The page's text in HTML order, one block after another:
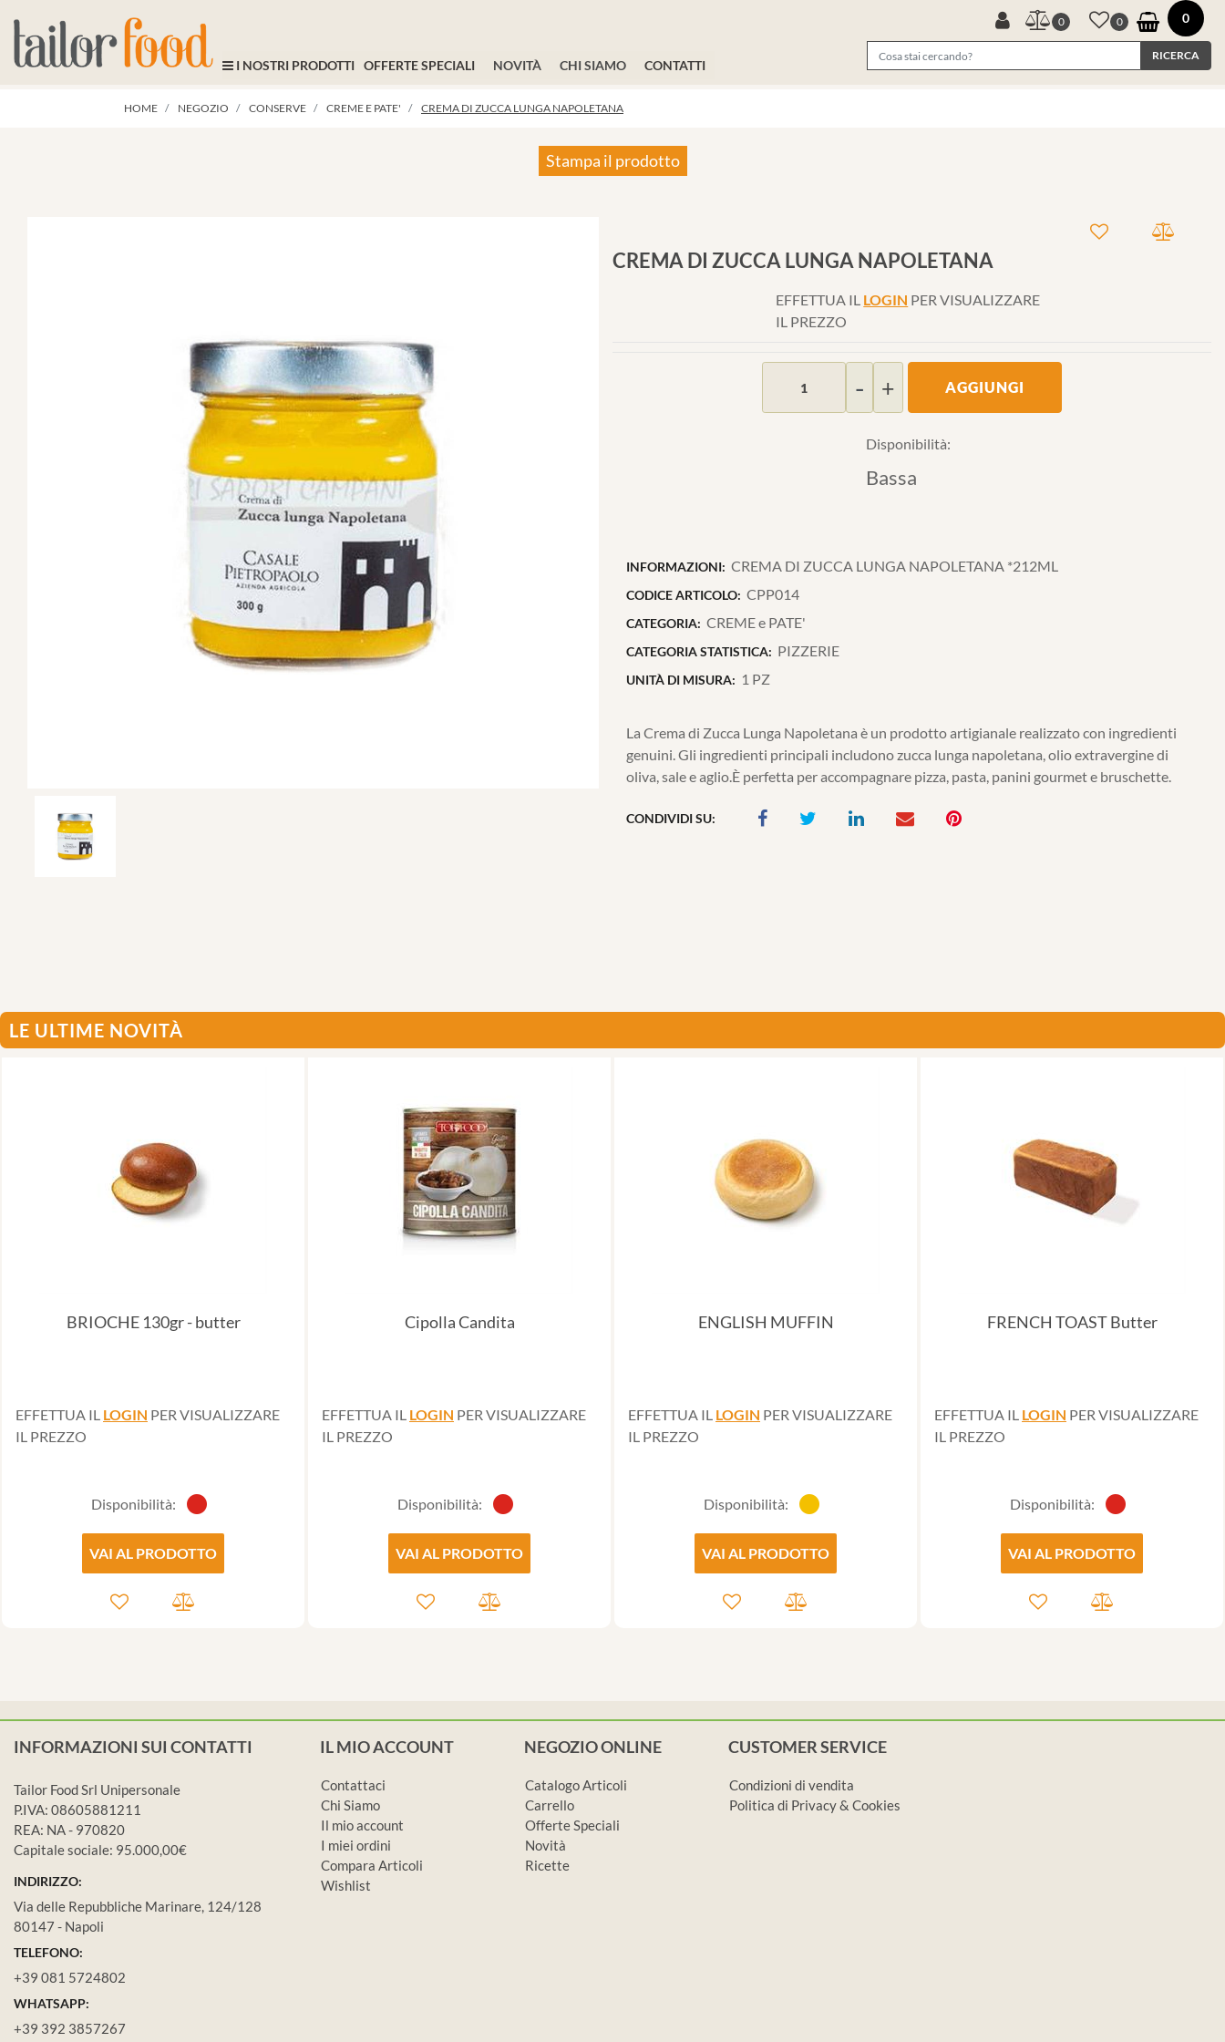
I NOSTRI PRODOTTI OFFERTE SPECIALI NOVITÀ CHI SIAMO CONTATTI
0 0 0
HOME NEGOZIO CONSERVE CREME E PATE' CREMA DI ZUCCA LUNGA NAPOLETANA
Stampa il prodotto
CREMA DI ZUCCA LUNGA NAPOLETANA
EFFETTUA IL LOGIN PER VISUALIZZARE
IL PREZZO
AGGIUNGI
Disponibilità:
Bassa
INFORMAZIONI: CREMA DI ZUCCA LUNGA NAPOLETANA *212ML
CODICE ARTICOLO: CPP014
CATEGORIA: CREME e PATE'
CATEGORIA STATISTICA: PIZZERIE
UNITÀ DI MISURA: 1 PZ
La Crema di Zucca Lunga Napoletana è un prodotto artigianale realizzato con ingredienti
genuini. Gli ingredienti principali includono zucca lunga napoletana, olio extravergine di
oliva, sale e aglio.È perfetta per accompagnare pizza, pasta, panini gourmet e bruschette.
CONDIVIDI SU:
LE ULTIME NOVITÀ
BRIOCHE 130gr - butter
EFFETTUA IL LOGIN PER VISUALIZZARE
IL PREZZO
Disponibilità:
VAI AL PRODOTTO
Cipolla Candita
EFFETTUA IL LOGIN PER VISUALIZZARE
IL PREZZO
Disponibilità:
VAI AL PRODOTTO
ENGLISH MUFFIN
EFFETTUA IL LOGIN PER VISUALIZZARE
IL PREZZO
Disponibilità:
VAI AL PRODOTTO
FRENCH TOAST Butter
EFFETTUA IL LOGIN PER VISUALIZZARE
IL PREZZO
Disponibilità:
VAI AL PRODOTTO
INFORMAZIONI SUI CONTATTI
Tailor Food Srl Unipersonale
P.IVA: 08605881211
REA: NA - 970820
Capitale sociale: 95.000,00€
INDIRIZZO:
Via delle Repubbliche Marinare, 124/128
80147 - Napoli
TELEFONO:
+39 081 5724802
WHATSAPP:
+39 392 3857267
IL MIO ACCOUNT
Contattaci
Chi Siamo
Il mio account
I miei ordini
Compara Articoli
Wishlist
NEGOZIO ONLINE
Catalogo Articoli
Carrello
Offerte Speciali
Novità
Ricette
CUSTOMER SERVICE
Condizioni di vendita
Politica di Privacy & Cookies